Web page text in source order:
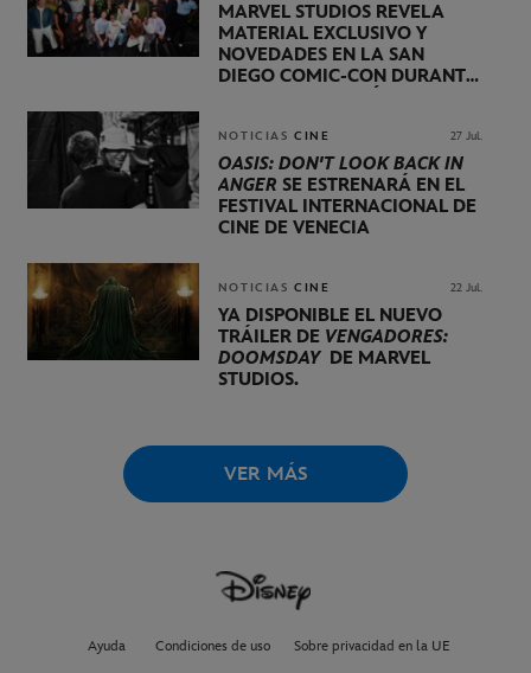
MARVEL STUDIOS REVELA
MATERIAL EXCLUSIVO Y
NOVEDADES EN LA SAN
DIEGO COMIC-CON DURANTE
NOTICIAS CINE 27 Jul.
OASIS: DON'T LOOK BACK IN
ANGER SE ESTRENARÁ EN EL
FESTIVAL INTERNACIONAL DE
CINE DE VENECIA
NOTICIAS CINE 22 Jul.
YA DISPONIBLE EL NUEVO
TRÁILER DE VENGADORES:
DOOMSDAYDE MARVEL
STUDIOS.
VER MÁS
Ayuda Condiciones de uso Sobre privacidad en la UE